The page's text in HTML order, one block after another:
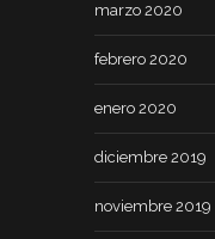
marzo 2020
febrero 2020
enero 2020
diciembre 2019
noviembre 2019